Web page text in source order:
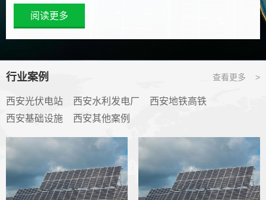
阅读更多
行业案例 查看更多 >
西安光伏电站 西安水利发电厂
西安地铁高铁
西安基础设施
西安其他案例